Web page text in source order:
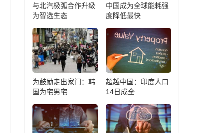
与北汽极弧合作升级
为智选生态
中国成为全球能耗强
度降低最快
为鼓励走出家门：韩
国为宅男宅
超越中国：印度人口
14日成全